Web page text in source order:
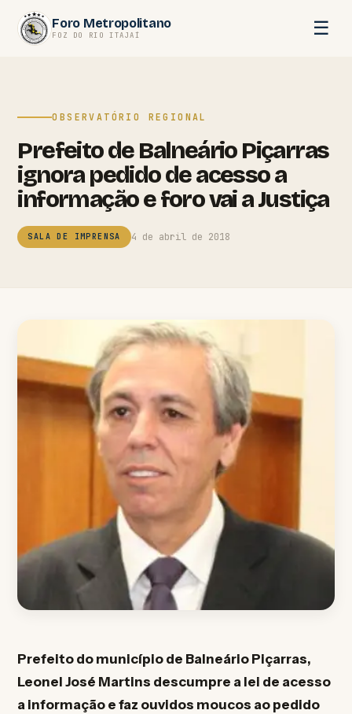
para
Foro Metropolitano
FOZ DO RIO ITAJAÍ ☰
OBSERVATÓRIO REGIONAL
Prefeito de Balneário Piçarras
ignora pedido de acesso a
informação e foro vai a Justiça
SALA DE IMPRENSA 4 de abril de 2018
Prefeito do município de Balneário Piçarras,
Leonel José Martins descumpre a lei de acesso
a informação e faz ouvidos moucos ao pedido